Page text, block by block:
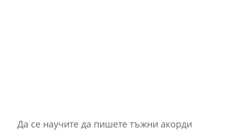
Да се научите да пишете тъжни акорди